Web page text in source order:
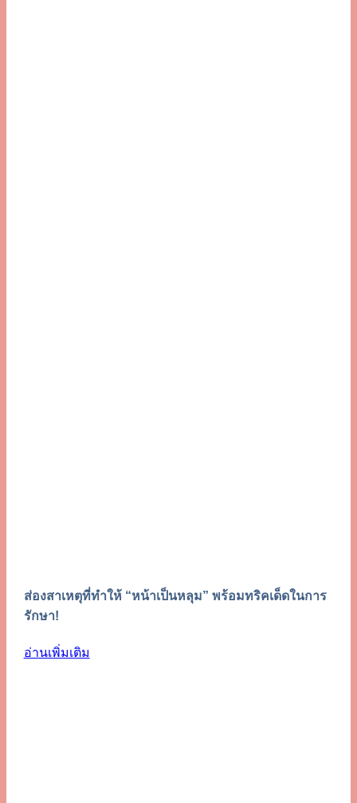
ส่องสาเหตุที่ทำให้ “หน้าเป็นหลุม” พร้อมทริคเด็ดในการ
รักษา!
อ่านเพิ่มเติม